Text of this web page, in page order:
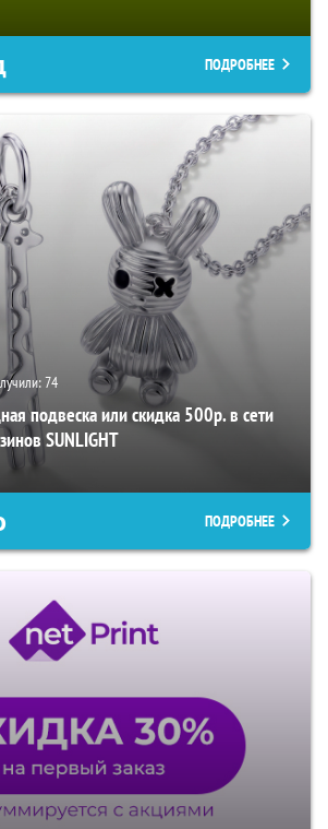
ПОДРОБНЕЕ
74
подвеска или скидка 500р. в сети
SUNLIGHT
ПОДРОБНЕЕ